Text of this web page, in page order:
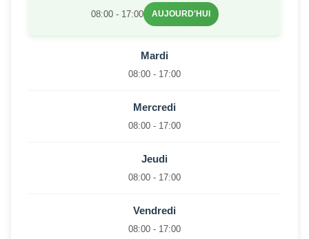
08:00 - 17:00 AUJOURD'HUI
Mardi
08:00 - 17:00
Mercredi
08:00 - 17:00
Jeudi
08:00 - 17:00
Vendredi
08:00 - 17:00